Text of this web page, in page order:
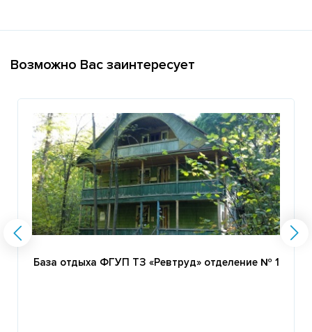
Возможно Вас заинтересует
База отдыха ФГУП ТЗ «Ревтруд» отделение № 1